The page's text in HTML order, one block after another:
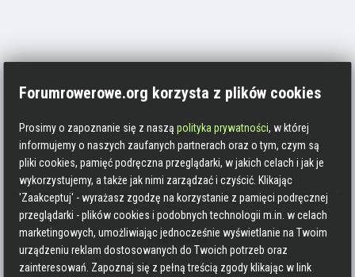
Informacje
Zasady pisania
Forumrowerowe.org korzysta z plików cookies
Prosimy o zapoznanie się z nasząpolityka prywatności, w której
informujemy o naszych zaufanych partnerach oraz o tym, czym są
pliki cookies, pamięć podręczna przeglądarki, w jakich celach i jak je
wykorzystujemy, a także jak nimi zarządzać i czyścić. Klikając
'Zaakceptuj' - wyrażasz zgodzę na korzystanie z pamięci podręcznej
przeglądarki - plików cookies i podobnych technologii m.in. w celach
marketingowych, umożliwiając jednocześnie wyświetlanie na Twoim
urządzeniu reklam dostosowanych do Twoich potrzeb oraz
zainteresowań. Zapoznaj się z pełną treścią zgody klikając w link